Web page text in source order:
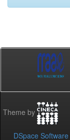
Theme by
DSpace Software